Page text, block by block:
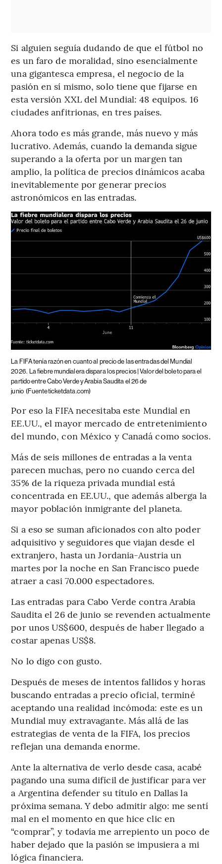
Si alguien seguía dudando de que el fútbol no
es un faro de moralidad, sino esencialmente
una gigantesca empresa, el negocio de la
pasión en sí mismo, solo tiene que fijarse en
esta versión XXL del Mundial: 48 equipos. 16
ciudades anfitrionas, en tres países.
Ahora todo es más grande, más nuevo y más
lucrativo. Además, cuando la demanda sigue
superando a la oferta por un margen tan
amplio, la política de precios dinámicos acaba
inevitablemente por generar precios
astronómicos en las entradas.
La FIFA tenía razón en cuanto al precio de las entradas del Mundial
2026. La fiebre mundialera dispara los precios | Valor del boleto para el
partido entre Cabo Verde y Arabia Saudita el 26 de
junio (Fuenteticketdata.com)
Por eso la FIFA necesitaba este Mundial en
EE.UU., el mayor mercado de entretenimiento
del mundo, con México y Canadá como socios.
Más de seis millones de entradas a la venta
parecen muchas, pero no cuando cerca del
35% de la riqueza privada mundial está
concentrada en EE.UU., que además alberga la
mayor población inmigrante del planeta.
Si a eso se suman aficionados con alto poder
adquisitivo y seguidores que viajan desde el
extranjero, hasta un Jordania-Austria un
martes por la noche en San Francisco puede
atraer a casi 70.000 espectadores.
Las entradas para Cabo Verde contra Arabia
Saudita el 26 de junio se revenden actualmente
por unos US$600, después de haber llegado a
costar apenas US$8.
No lo digo con gusto.
Después de meses de intentos fallidos y horas
buscando entradas a precio oficial, terminé
aceptando una realidad incómoda: este es un
Mundial muy extravagante. Más allá de las
estrategias de venta de la FIFA, los precios
reflejan una demanda enorme.
Ante la alternativa de verlo desde casa, acabé
pagando una suma difícil de justificar para ver
a Argentina defender su título en Dallas la
próxima semana. Y debo admitir algo: me sentí
mal en el momento en que hice clic en
“comprar”, y todavía me arrepiento un poco de
haber dejado que la pasión se impusiera a mi
lógica financiera.